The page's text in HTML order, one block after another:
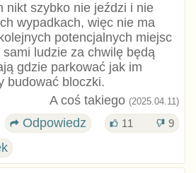
nikt szybko nie jeździ i nie
wypadkach, więc nie ma
potencjalnych miejsc
ludzie za chwilę będą
gdzie parkować jak im
budować bloczki.
A coś takiego (2025.04.11)
Odpowiedz 11 9